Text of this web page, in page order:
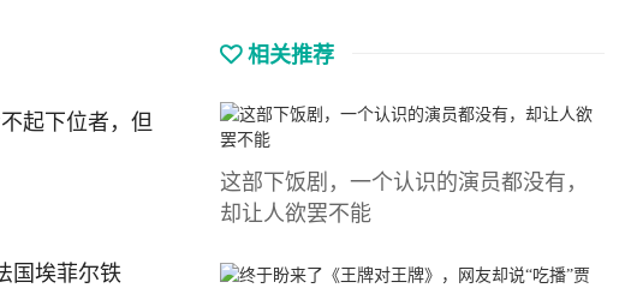
起下位者，但
国埃菲尔铁
相关推荐
这部下饭剧，一个认识的演员都没有，
却让人欲罢不能